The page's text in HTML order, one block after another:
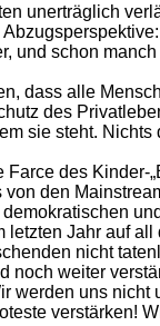
unerträglich
und schon
dass alle
des
sie steht.
des Kinder-
den
Jahr auf
nicht
weiter
werden uns nicht
verstärken!